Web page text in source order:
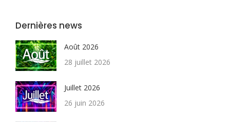
Dernières news
Août 2026
28 juillet 2026
Juillet 2026
26 juin 2026